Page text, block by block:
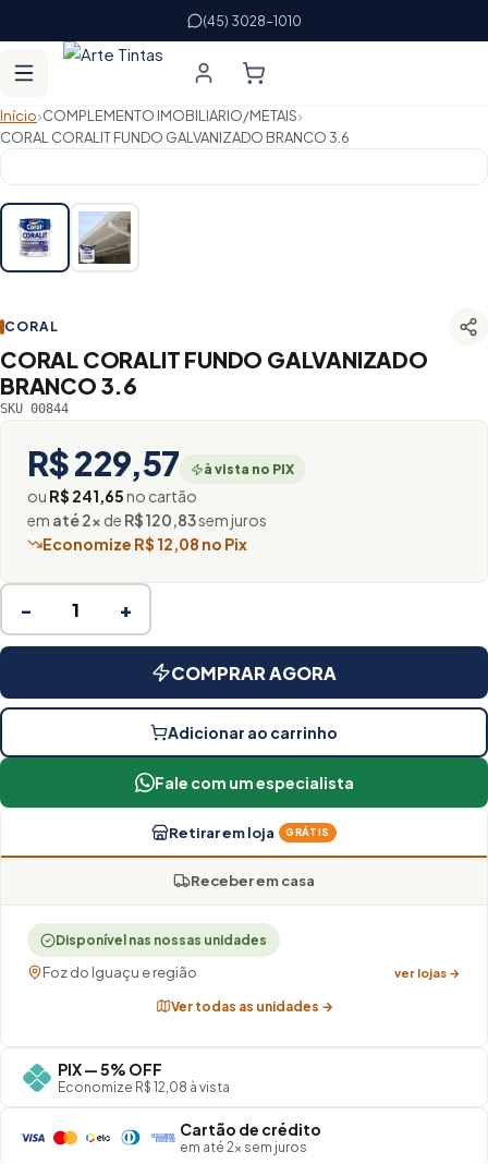
(45) 3028-1010
Início›COMPLEMENTO IMOBILIARIO/METAIS›
CORAL CORALIT FUNDO GALVANIZADO BRANCO 3.6
CORAL
CORAL CORALIT FUNDO GALVANIZADO
BRANCO 3.6
SKU 00844
R$ 229,57 à vista no PIX
ou R$ 241,65no cartão
em até 2× de R$ 120,83sem juros
Economize R$ 12,08 no Pix
− +
COMPRAR AGORA
Adicionar ao carrinho
Fale com um especialista
Retirar em loja GRÁTIS
Receber em casa
Disponível nas nossas unidades
Foz do Iguaçu e região ver lojas →
Ver todas as unidades →
PIX — 5% OFF
Economize R$ 12,08 à vista
Cartão de crédito
em até 2× sem juros